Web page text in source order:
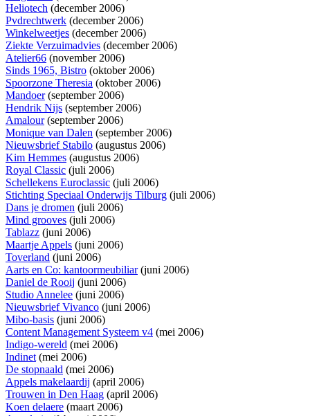
Heliotech (december 2006)
Pvdrechtwerk (december 2006)
Winkelweetjes (december 2006)
Ziekte Verzuimadvies (december 2006)
Atelier66 (november 2006)
Sinds 1965, Bistro (oktober 2006)
Spoorzone Theresia (oktober 2006)
Mandoer(september 2006)
Hendrik Nijs (september 2006)
Amalour(september 2006)
Monique van Dalen (september 2006)
Nieuwsbrief Stabilo (augustus 2006)
Kim Hemmes (augustus 2006)
Royal Classic (juli 2006)
Schellekens Euroclassic (juli 2006)
Stichting Speciaal Onderwijs Tilburg (juli 2006)
Dans je dromen (juli 2006)
Mind grooves (juli 2006)
Tablazz (juni 2006)
Maartje Appels (juni 2006)
Toverland (juni 2006)
Aarts en Co: kantoormeubiliar(juni 2006)
Daniel de Rooij (juni 2006)
Studio Annelee (juni 2006)
Nieuwsbrief Vivanco (juni 2006)
Mibo-basis (juni 2006)
Content Management Systeem v4 (mei 2006)
Indigo-wereld (mei 2006)
Indinet(mei 2006)
De stopnaald (mei 2006)
Appels makelaardij (april 2006)
Trouwen in Den Haag (april 2006)
Koen delaere (maart 2006)